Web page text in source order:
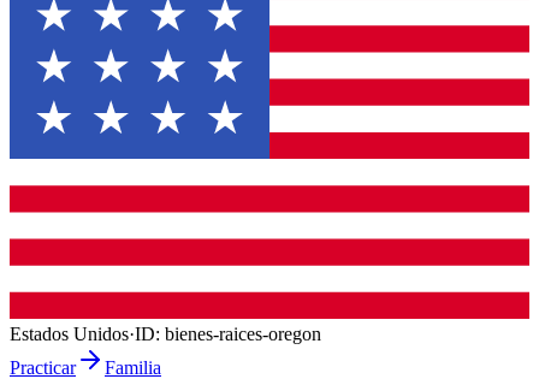
Estados Unidos·ID: bienes-raices-oregon
Practicar
Familia